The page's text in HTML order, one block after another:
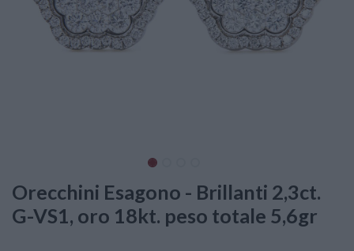
Orecchini Esagono - Brillanti 2,3ct.
G-VS1, oro 18kt. peso totale 5,6gr